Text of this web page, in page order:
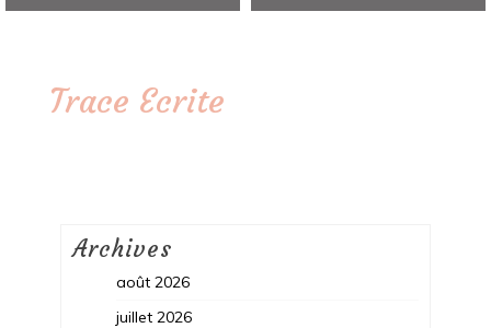
Trace Ecrite
Archives
août 2026
juillet 2026